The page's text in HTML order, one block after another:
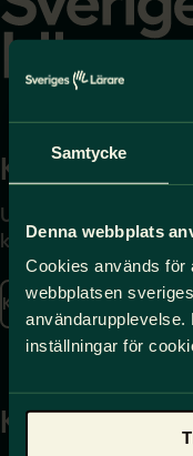
Samtycke
Denna webbplats
Cookies används för
webbplatsen
användarupplevelse.
inställningar för
Kontakta
Uppgifter om hur du
kontaktar oss finns
Kontakta oss
Kansli